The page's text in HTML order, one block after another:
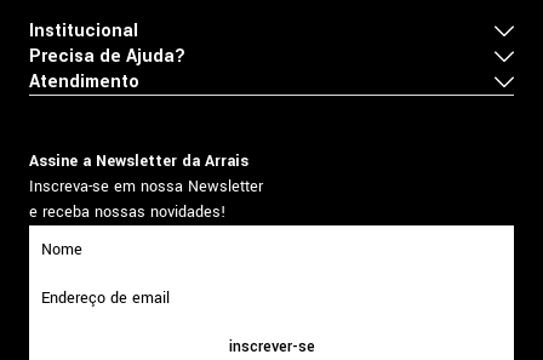
Institucional
Precisa de Ajuda?
Atendimento
Assine a Newsletter da Arrais
Inscreva-se em nossa Newsletter
e receba nossas novidades!
inscrever-se